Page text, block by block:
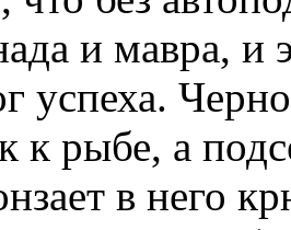
и мавра, и
успеха.
к рыбе, а
в него